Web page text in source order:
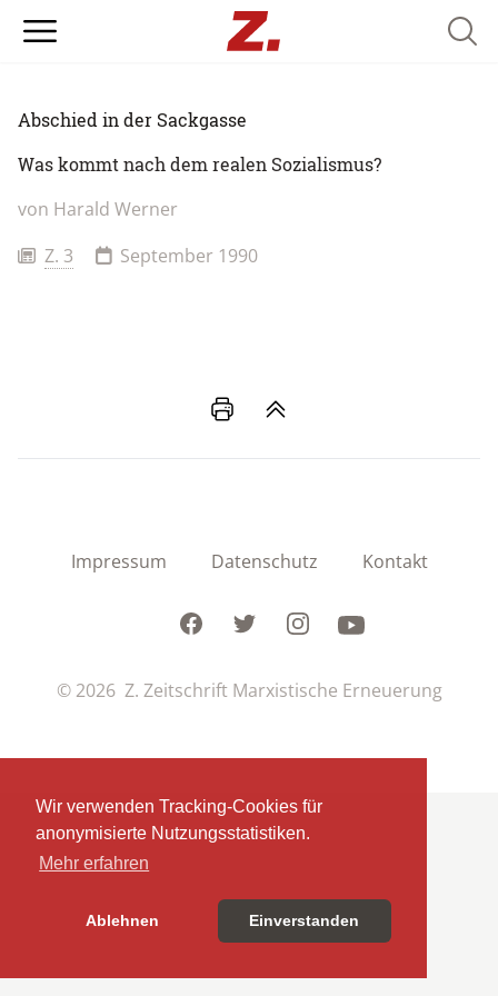
Wir verwenden Tracking-Cookies für
anonymisierte Nutzungsstatistiken.
Mehr erfahren
Ablehnen Einverstanden
Abschied in der Sackgasse
Was kommt nach dem realen Sozialismus?
von Harald Werner
Z. 3
September 1990
Impressum Datenschutz Kontakt
FacebookTwitterInstagramYoutube
© 2026 Z. Zeitschrift Marxistische Erneuerung